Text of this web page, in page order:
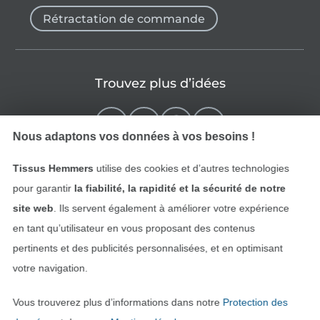
Rétractation de commande
Trouvez plus d’idées
Deutsch
Nous adaptons vos données à vos besoins !
Tissus Hemmers utilise des cookies et d’autres technologies
pour garantir la fiabilité, la rapidité et la sécurité de notre
site web . Ils servent également à améliorer votre expérience
en tant qu’utilisateur en vous proposant des contenus
pertinents et des publicités personnalisées, et en optimisant
votre navigation.
Vous trouverez plus d’informations dans notre Protection des